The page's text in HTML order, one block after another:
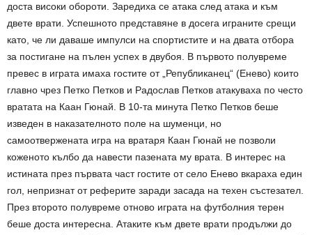
доста високи обороти. Заредиха се атака след атака и към
двете врати. Успешното представяне в досега играните срещи
като, че ли даваше импулси на спортистите и на двата отбора
за постигане на пълен успех в двубоя. В първото полувреме
превес в играта имаха гостите от „Републиканец“ (Енево) които
главно чрез Петко Петков и Радослав Петков атакуваха по често
вратата на Каан Гюнай. В 10-та минута Петко Петков беше
изведен в наказателното поле на шуменци, но
самоотвержената игра на вратаря Каан Гюнай не позволи
коженото кълбо да навести пазената му врата. В интерес на
истината през първата част гостите от село Енево вкараха един
гол, непризнат от реферите заради засада на техен състезател.
През второто полувреме отново играта на футболния терен
беше доста интересна. Атаките към двете врати продължи до